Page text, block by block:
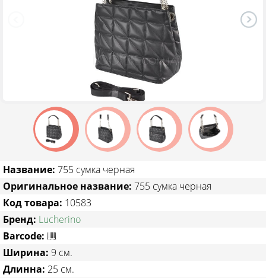
ТОВАРЫ СО СКИДКОЙ
Название: 755 сумка черная
Оригинальное название: 755 сумка черная
Код товара: 10583
Бренд: Lucherino
Barcode:
Ширина: 9 см.
Длинна: 25 см.